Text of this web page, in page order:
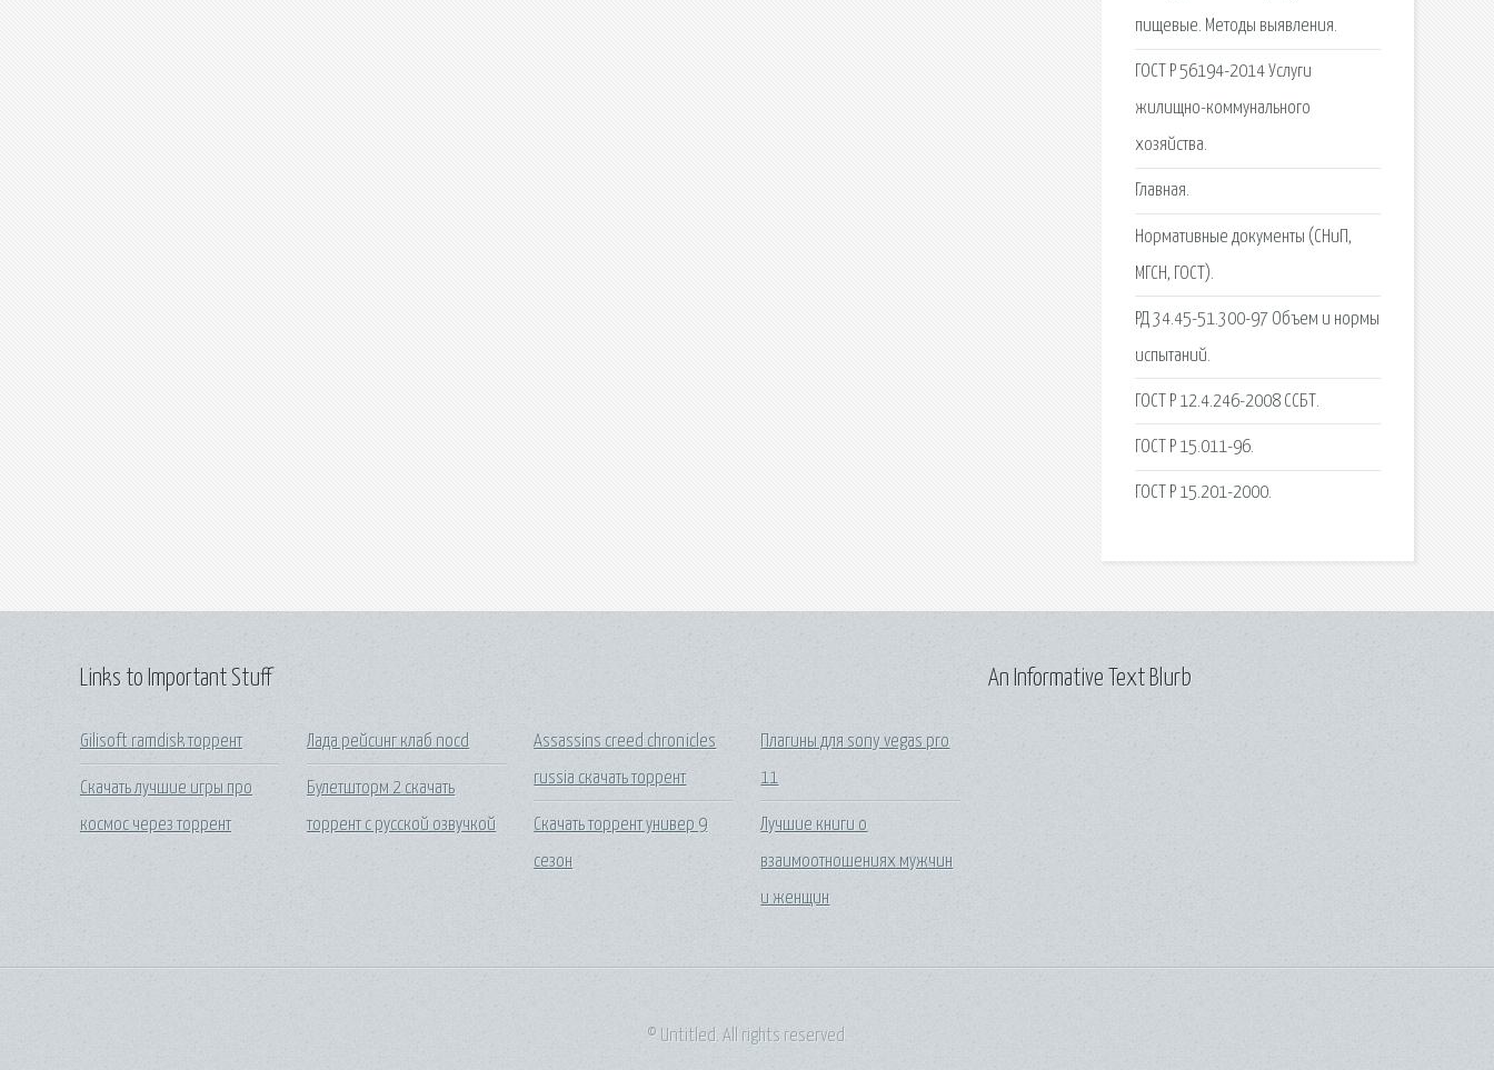
пищевые. Методы выявления.
ГОСТ Р 56194-2014 Услуги
жилищно-коммунального
хозяйства.
Главная.
Нормативные документы (СНиП,
МГСН, ГОСТ).
РД 34.45-51.300-97 Объем и нормы
испытаний.
ГОСТ Р 12.4.246-2008 ССБТ.
ГОСТ Р 15.011-96.
ГОСТ Р 15.201-2000.
Links to Important Stuff
Gilisoft ramdisk торрент
Скачать лучшие игры про
космос через торрент
Лада рейсинг клаб nocd
Булетшторм 2 скачать
торрент с русской озвучкой
Assassins creed chronicles
russia скачать торрент
Скачать торрент универ 9
сезон
Плагины для sony vegas pro
11
Лучшие книги о
взаимоотношениях мужчин
и женщин
An Informative Text Blurb
© Untitled. All rights reserved.